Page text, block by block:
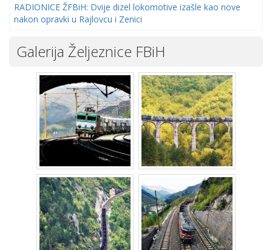
RADIONICE ŽFBiH: Dvije dizel lokomotive izašle kao nove
nakon opravki u Rajlovcu i Zenici
Galerija Željeznice FBiH